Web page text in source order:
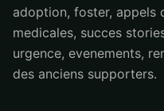
adoption, foster, appels
medicales, succes
urgence, evenements,
des anciens supporters.